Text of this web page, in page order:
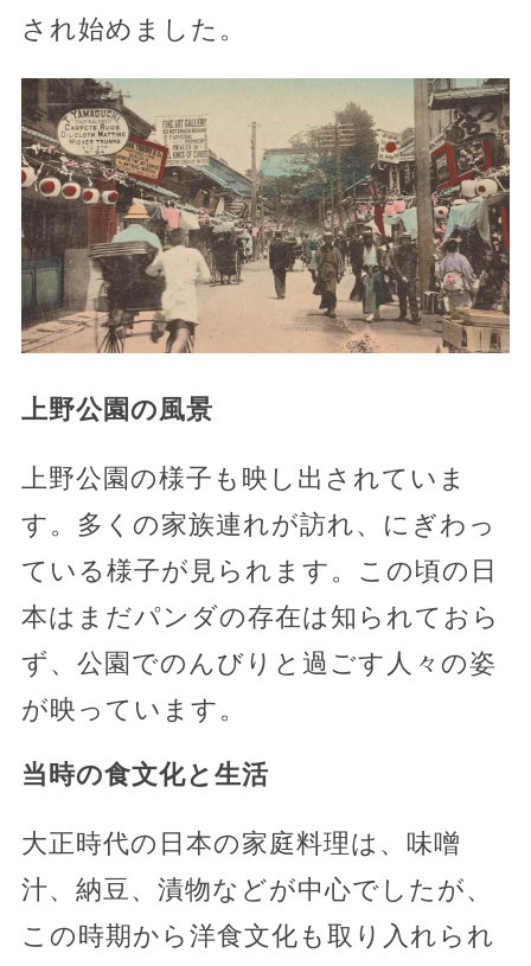
され始めました。
上野公園の風景
上野公園の様子も映し出されていま
す。多くの家族連れが訪れ、にぎわっ
ている様子が見られます。この頃の日
本はまだパンダの存在は知られておら
ず、公園でのんびりと過ごす人々の姿
が映っています。
当時の食文化と生活
大正時代の日本の家庭料理は、味噌
汁、納豆、漬物などが中心でしたが、
この時期から洋食文化も取り入れられ